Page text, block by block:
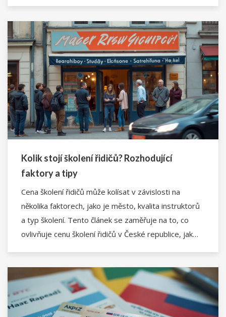
Kolik stojí školení řidičů? Rozhodující
faktory a tipy
Cena školení řidičů může kolísat v závislosti na
několika faktorech, jako je město, kvalita instruktorů
a typ školení. Tento článek se zaměřuje na to, co
ovlivňuje cenu školení řidičů v České republice, jak
rad pro budoucí řidiče.